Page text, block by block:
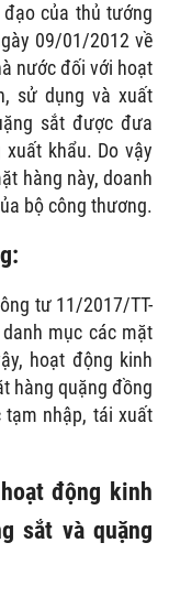
đạo của thủ tướng
09/01/2012 về
nước đối với hoạt
sử dụng và xuất
sắt được đưa
khẩu. Do vậy
hàng này, doanh
bộ công thương.
tư 11/2017/TT-
mục các mặt
hoạt động kinh
hàng quặng đồng
nhập, tái xuất
động kinh
sắt và quặng